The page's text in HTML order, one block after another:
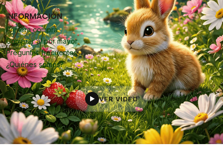
INFORMACIÓN
Primera compra
Comprar al por mayor
Preguntas frecuentes
¿Quiénes somos?
▶ VER VIDEO